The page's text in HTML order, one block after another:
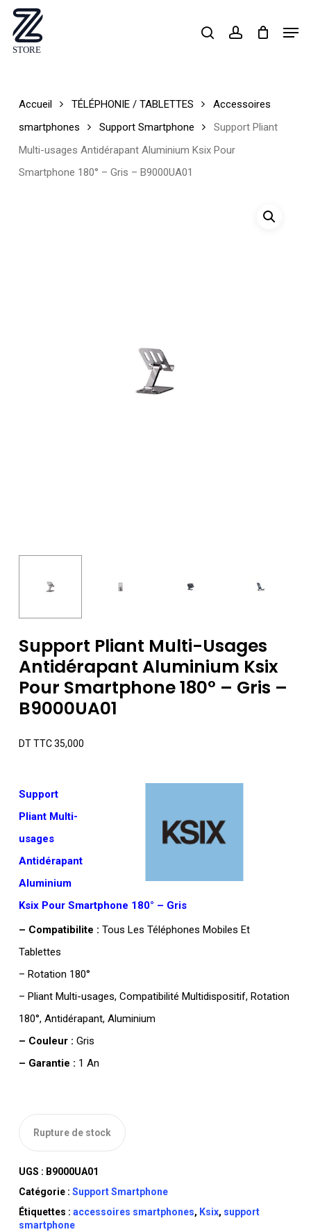
Skip
main
searchaccount
Accueil TÉLÉPHONIE / TABLETTES
Accessoires
smartphones
Support Smartphone
Support Pliant
Multi-usages Antidérapant Aluminium Ksix Pour
Smartphone 180° – Gris – B9000UA01
Support Pliant Multi-Usages
Antidérapant Aluminium Ksix
Pour Smartphone 180° – Gris –
B9000UA01
DT TTC35,000
Support
Pliant Multi-
usages
Antidérapant
Aluminium
Ksix Pour Smartphone 180° – Gris
– Compatibilite : Tous Les Téléphones Mobiles Et
Tablettes
– Rotation 180°
– Pliant Multi-usages, Compatibilité Multidispositif, Rotation
180°, Antidérapant, Aluminium
– Couleur : Gris
– Garantie : 1 An
Rupture de stock
UGS : B9000UA01
Catégorie : Support Smartphone
Étiquettes : accessoires smartphones, Ksix, support
smartphone